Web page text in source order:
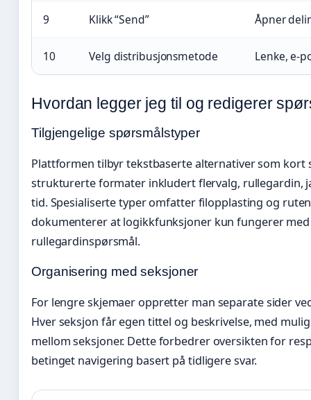
9 Klikk “Send” Åpner
10 Velg distribusjonsmetode Lenke, e-
Hvordan legger jeg til og redigerer
Tilgjengelige spørsmålstyper
Plattformen tilbyr tekstbaserte alternativer som kort
strukturerte formater inkludert flervalg, rullegardin,
tid. Spesialiserte typer omfatter filopplasting og
dokumenterer at logikkfunksjoner kun fungerer
rullegardinspørsmål.
Organisering med seksjoner
For lengre skjemaer oppretter man separate sider
Hver seksjon får egen tittel og beskrivelse, med
mellom seksjoner. Dette forbedrer oversikten for
betinget navigering basert på tidligere svar.